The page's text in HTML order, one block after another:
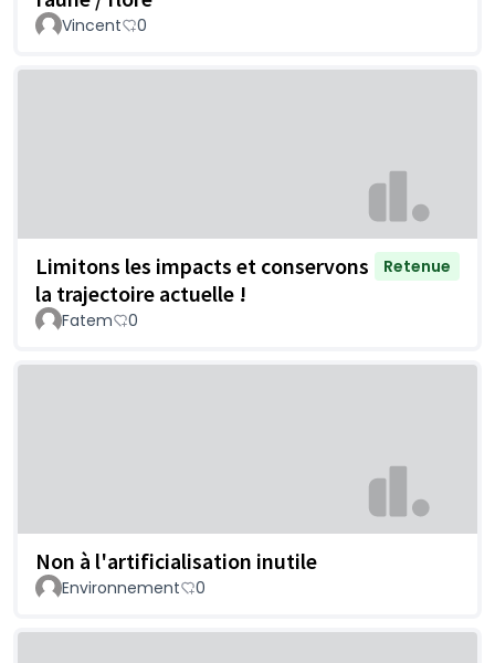
Vincent 0
Limitons les impacts et conservons
la trajectoire actuelle !
Retenue
Fatem 0
Non à l'artificialisation inutile
Environnement 0